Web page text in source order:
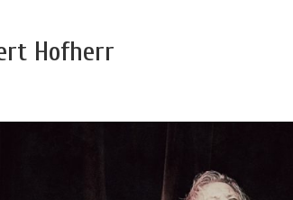
Hofherr